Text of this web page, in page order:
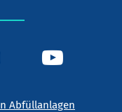
Abfüllanlagen